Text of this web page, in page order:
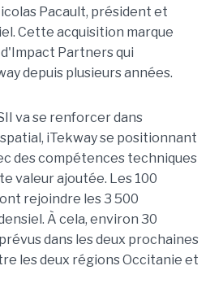
Pacault, président et
Cette acquisition marque
Partners qui
depuis plusieurs années.
va se renforcer dans
iTekway se positionnant
des compétences techniques
valeur ajoutée. Les 100
rejoindre les 3 500
À cela, environ 30
dans les deux prochaines
les deux régions Occitanie et